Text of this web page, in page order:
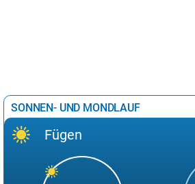
SONNEN- UND MONDLAUF
Fügen